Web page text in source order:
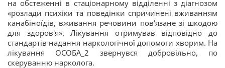
на обстеженні в стаціонарному відділенні з діагнозом
«розлади психіки та поведінки спричинені вживанням
канабіноїдів, вживання речовини пов'язане зі шкодою
для здоров'я». Лікування отримував відповідно до
стандартів надання наркологічної допомоги хворим. На
лікування ОСОБА_2 звернувся добровільно, по
скеруванню нарколога.